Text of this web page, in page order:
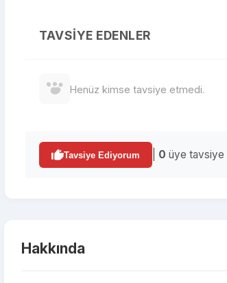
TAVSIYE EDENLER
Henüz kimse tavsiye etmedi.
Tavsiye Ediyorum 0 üye tavsiye
Hakkında